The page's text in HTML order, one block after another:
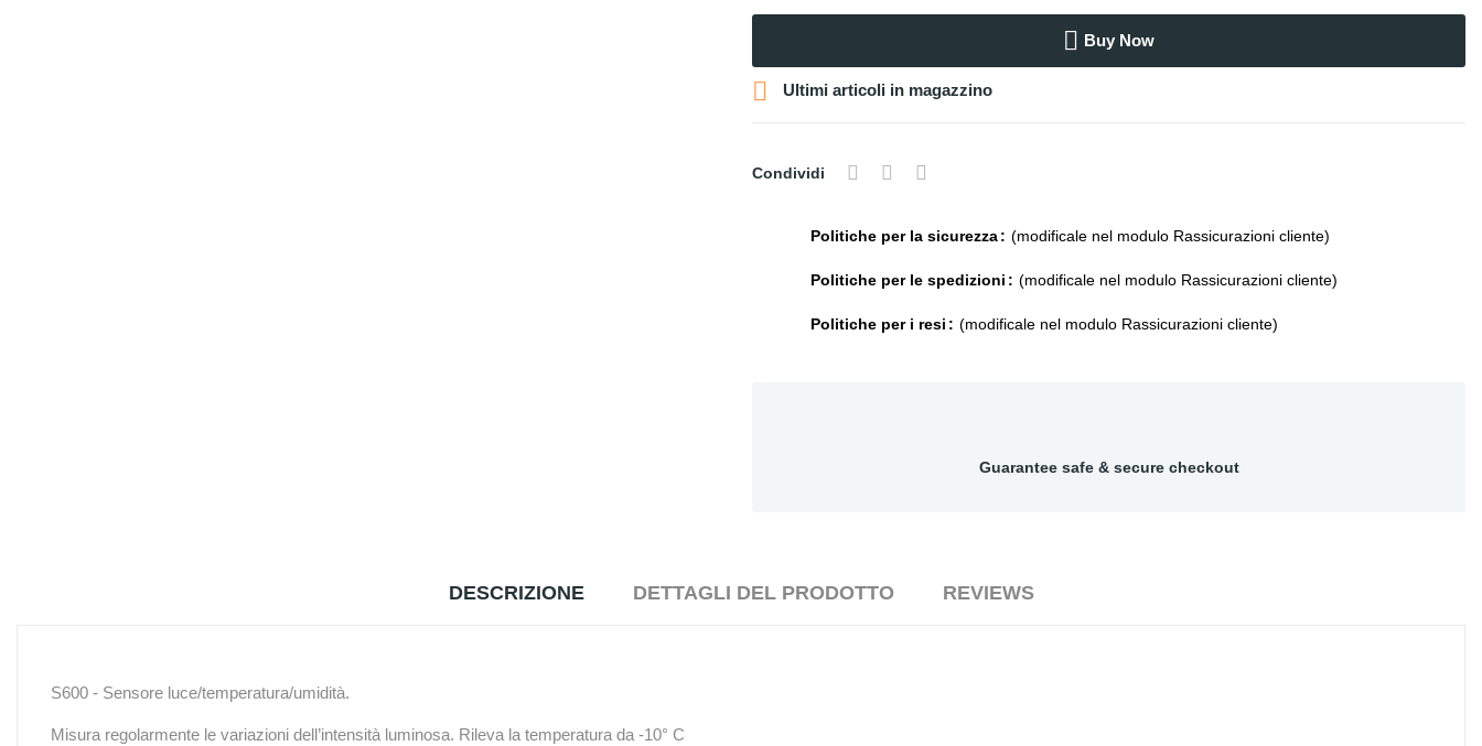
Buy Now
 Ultimi articoli in magazzino
Condividi
Politiche per la sicurezza (modificale nel modulo Rassicurazioni cliente)
Politiche per le spedizioni (modificale nel modulo Rassicurazioni cliente)
Politiche per i resi (modificale nel modulo Rassicurazioni cliente)
Guarantee safe & secure checkout
DESCRIZIONE DETTAGLI DEL PRODOTTO REVIEWS
S600 - Sensore luce/temperatura/umidità.
Misura regolarmente le variazioni dell’intensità luminosa. Rileva la temperatura da -10° C